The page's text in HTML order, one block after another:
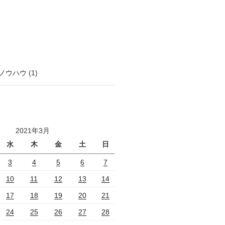
ウハウ (1)
2021年3月
水 木 金 土 日
3 4 5 6 7
10 11 12 13 14
17 18 19 20 21
24 25 26 27 28